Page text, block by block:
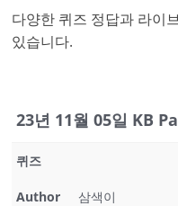
다양한 퀴즈 정답과 라이
있습니다.
23년 11월 05일 KB
퀴즈
Author 삼색이